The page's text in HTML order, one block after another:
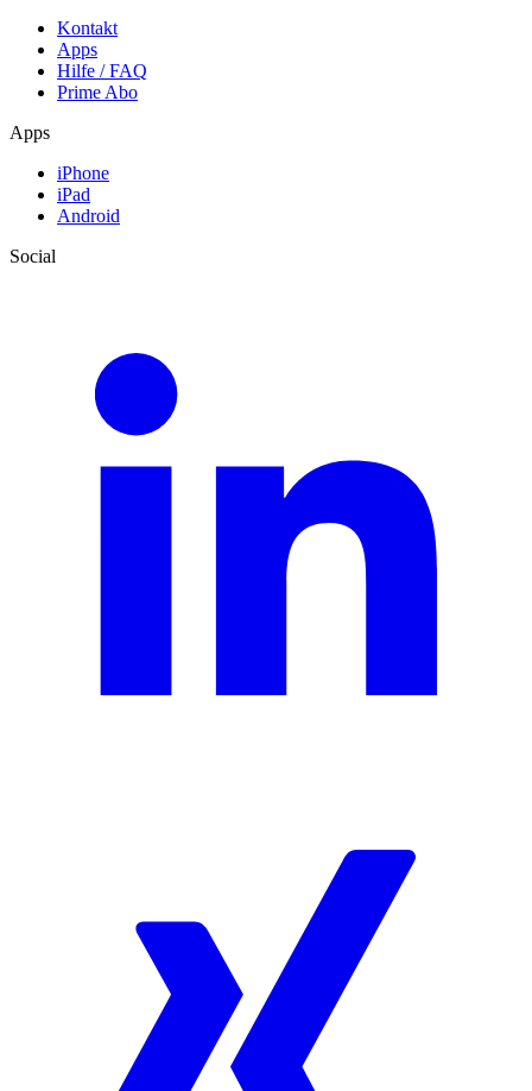
Kontakt
Apps
Hilfe / FAQ
Prime Abo
Apps
iPhone
iPad
Android
Social